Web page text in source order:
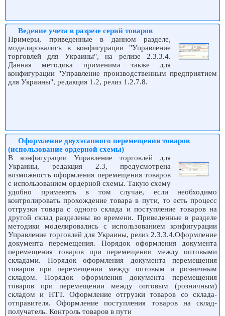
Ведение учета в разрезе серий товаров
Примеры, приведенные в данном разделе,
моделировались в конфигурации "Управление
торговлей для Украины", на релизе 2.3.3.4.
Данная методика применима также для
конфигурации "Управление производственным предприятием
для Украины", редакция 1.2, релиз 1.2.7.8.
Оформление двухэтапного перемещения товаров
(использование ордерной схемы)
В конфигурации Управление торговлей для
Украины, редакция 2.3, предусмотрена
возможность оформления перемещения товаров
с использованием ордерной схемы. Такую схему
удобно применять в том случае, если необходимо
контролировать прохождение товара в пути, то есть процесс
отгрузки товара с одного склада и поступление товаров на
другой склад разделены во времени. Приведенные в разделе
методики моделировались с использованием конфигурации
Управление торговлей для Украины, релиз 2.3.3.4.Оформление
документа перемещения. Порядок оформления документа
перемещения товаров при перемещении между оптовыми
складами. Порядок оформления документа перемещения
товаров при перемещении между оптовым и розничным
складом. Порядок оформления документа перемещения
товаров при перемещении между оптовым (розничным)
складом и НТТ. Оформление отгрузки товаров со склада-
отправителя. Оформление поступления товаров на склад-
получатель. Контроль товаров в пути